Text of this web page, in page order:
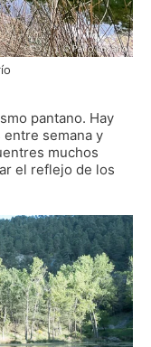
pantano. Hay
semana y
muchos
el reflejo de los